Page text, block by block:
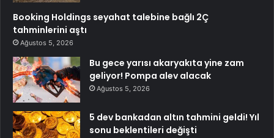
Booking Holdings seyahat talebine bağlı 2Ç
tahminlerini aştı
Ağustos 5, 2026
Bu gece yarısı akaryakıta yine zam
geliyor! Pompa alev alacak
Ağustos 5, 2026
5 dev bankadan altın tahmini geldi! Yıl
sonu beklentileri değişti